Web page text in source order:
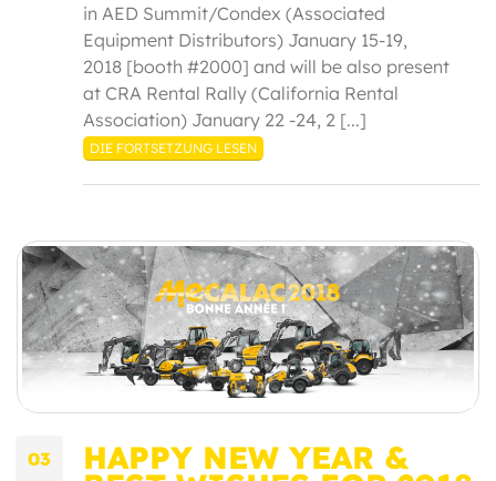
in AED Summit/Condex (Associated
Equipment Distributors) January 15-19,
2018 [booth #2000] and will be also present
at CRA Rental Rally (California Rental
Association) January 22 -24, 2 [...]
DIE FORTSETZUNG LESEN
03 HAPPY NEW YEAR &